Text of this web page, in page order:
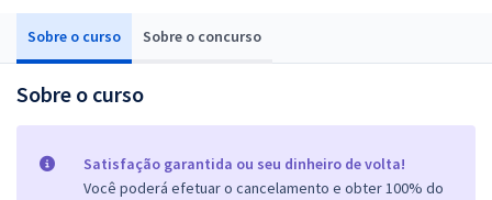
Sobre o curso Sobre o concurso
Sobre o curso
Satisfação garantida ou seu dinheiro de volta!
Você poderá efetuar o cancelamento e obter 100% do